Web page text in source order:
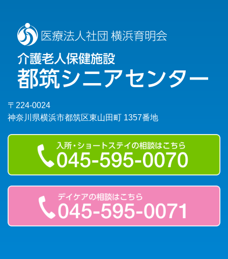
〒224-0024
神奈川県横浜市都筑区東山田町 1357番地